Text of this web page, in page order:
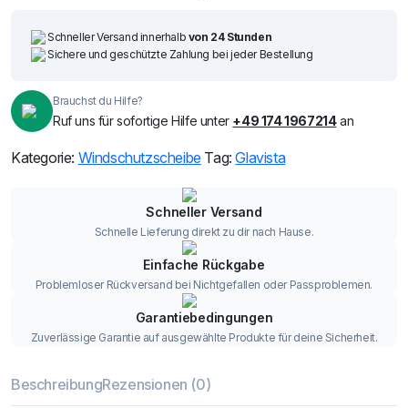
Schneller Versand innerhalb von 24 Stunden
Sichere und geschützte Zahlung bei jeder Bestellung
Brauchst du Hilfe?
Ruf uns für sofortige Hilfe unter +49 174 1967214an
Kategorie: Windschutzscheibe Tag:Glavista
Schneller Versand
Schnelle Lieferung direkt zu dir nach Hause.
Einfache Rückgabe
Problemloser Rückversand bei Nichtgefallen oder Passproblemen.
Garantiebedingungen
Zuverlässige Garantie auf ausgewählte Produkte für deine Sicherheit.
BeschreibungRezensionen (0)